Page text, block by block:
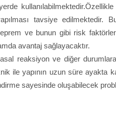
tavsiye
ve bunun gibi risk
avantaj sağlayacaktır.
reaksiyon ve diğer
ile yapının uzun süre
sayesinde oluşabilecek